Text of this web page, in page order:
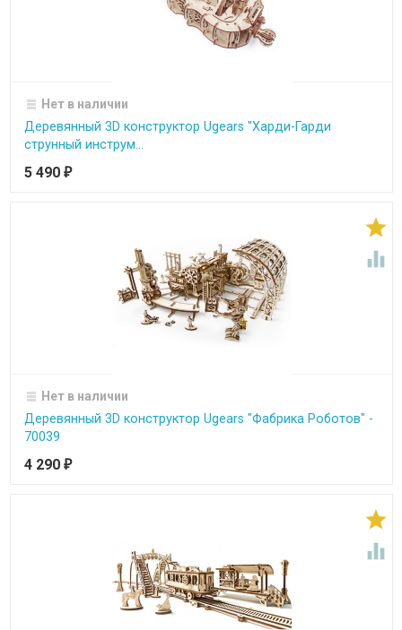
Нет в наличии
Деревянный 3D конструктор Ugears "Харди-Гарди
струнный инструм...
5 490 ₽


Нет в наличии
Деревянный 3D конструктор Ugears "Фабрика Роботов" -
70039
4 290 ₽

